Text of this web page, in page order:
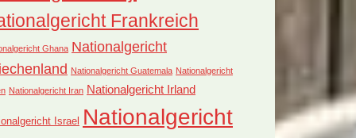
Frankreich
Ghana Nationalgericht
Nationalgericht Guatemala Nationalgericht
Nationalgericht Iran Nationalgericht Irland
Israel Nationalgericht